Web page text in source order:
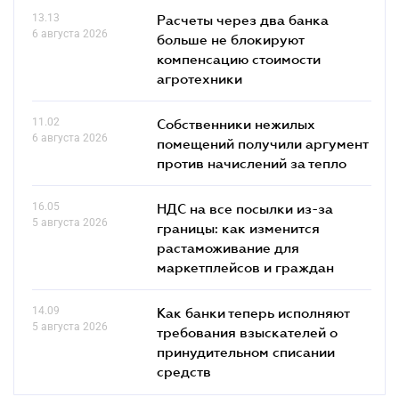
13.13
6 августа 2026
Расчеты через два банка
больше не блокируют
компенсацию стоимости
агротехники
11.02
6 августа 2026
Собственники нежилых
помещений получили аргумент
против начислений за тепло
16.05
5 августа 2026
НДС на все посылки из-за
границы: как изменится
растаможивание для
маркетплейсов и граждан
14.09
5 августа 2026
Как банки теперь исполняют
требования взыскателей о
принудительном списании
средств